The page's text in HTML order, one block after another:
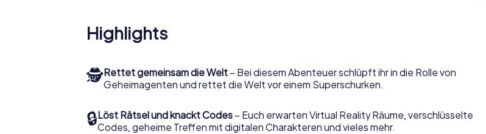
Highlights
🕵Rettet gemeinsam die Welt – Bei diesem Abenteuer schlüpft ihr in die Rolle von
Geheimagenten und rettet die Welt vor einem Superschurken.
🔒Löst Rätsel und knackt Codes – Euch erwarten Virtual Reality Räume, verschlüsselte
Codes, geheime Treffen mit digitalen Charakteren und vieles mehr.